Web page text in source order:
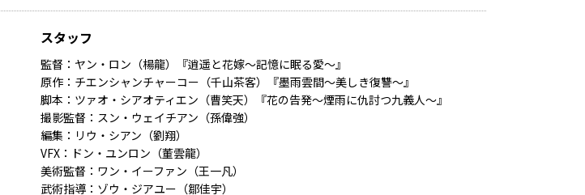
スタッフ
監督：ヤン・ロン（楊龍）『逍遥と花嫁～記憶に眠る愛～』
原作：チエンシャンチャーコー（千山茶客）『墨雨雲間〜美しき復讐〜』
脚本：ツァオ・シアオティエン（曹笑天）『花の告発～煙雨に仇討つ九義人～』
撮影監督：スン・ウェイチアン（孫偉強）
編集：リウ・シアン（劉翔）
VFX：ドン・ユンロン（董雲龍）
美術監督：ワン・イーファン（王一凡）
武術指導：ゾウ・ジアユー（鄒佳宇）